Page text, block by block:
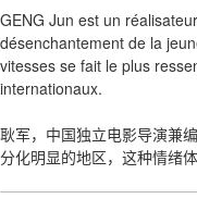
GENG Jun est un
désenchantement de la
vitesses se fait le plus
internationaux.
耿军，中国独立电影导演兼
分化明显的地区，这种情绪